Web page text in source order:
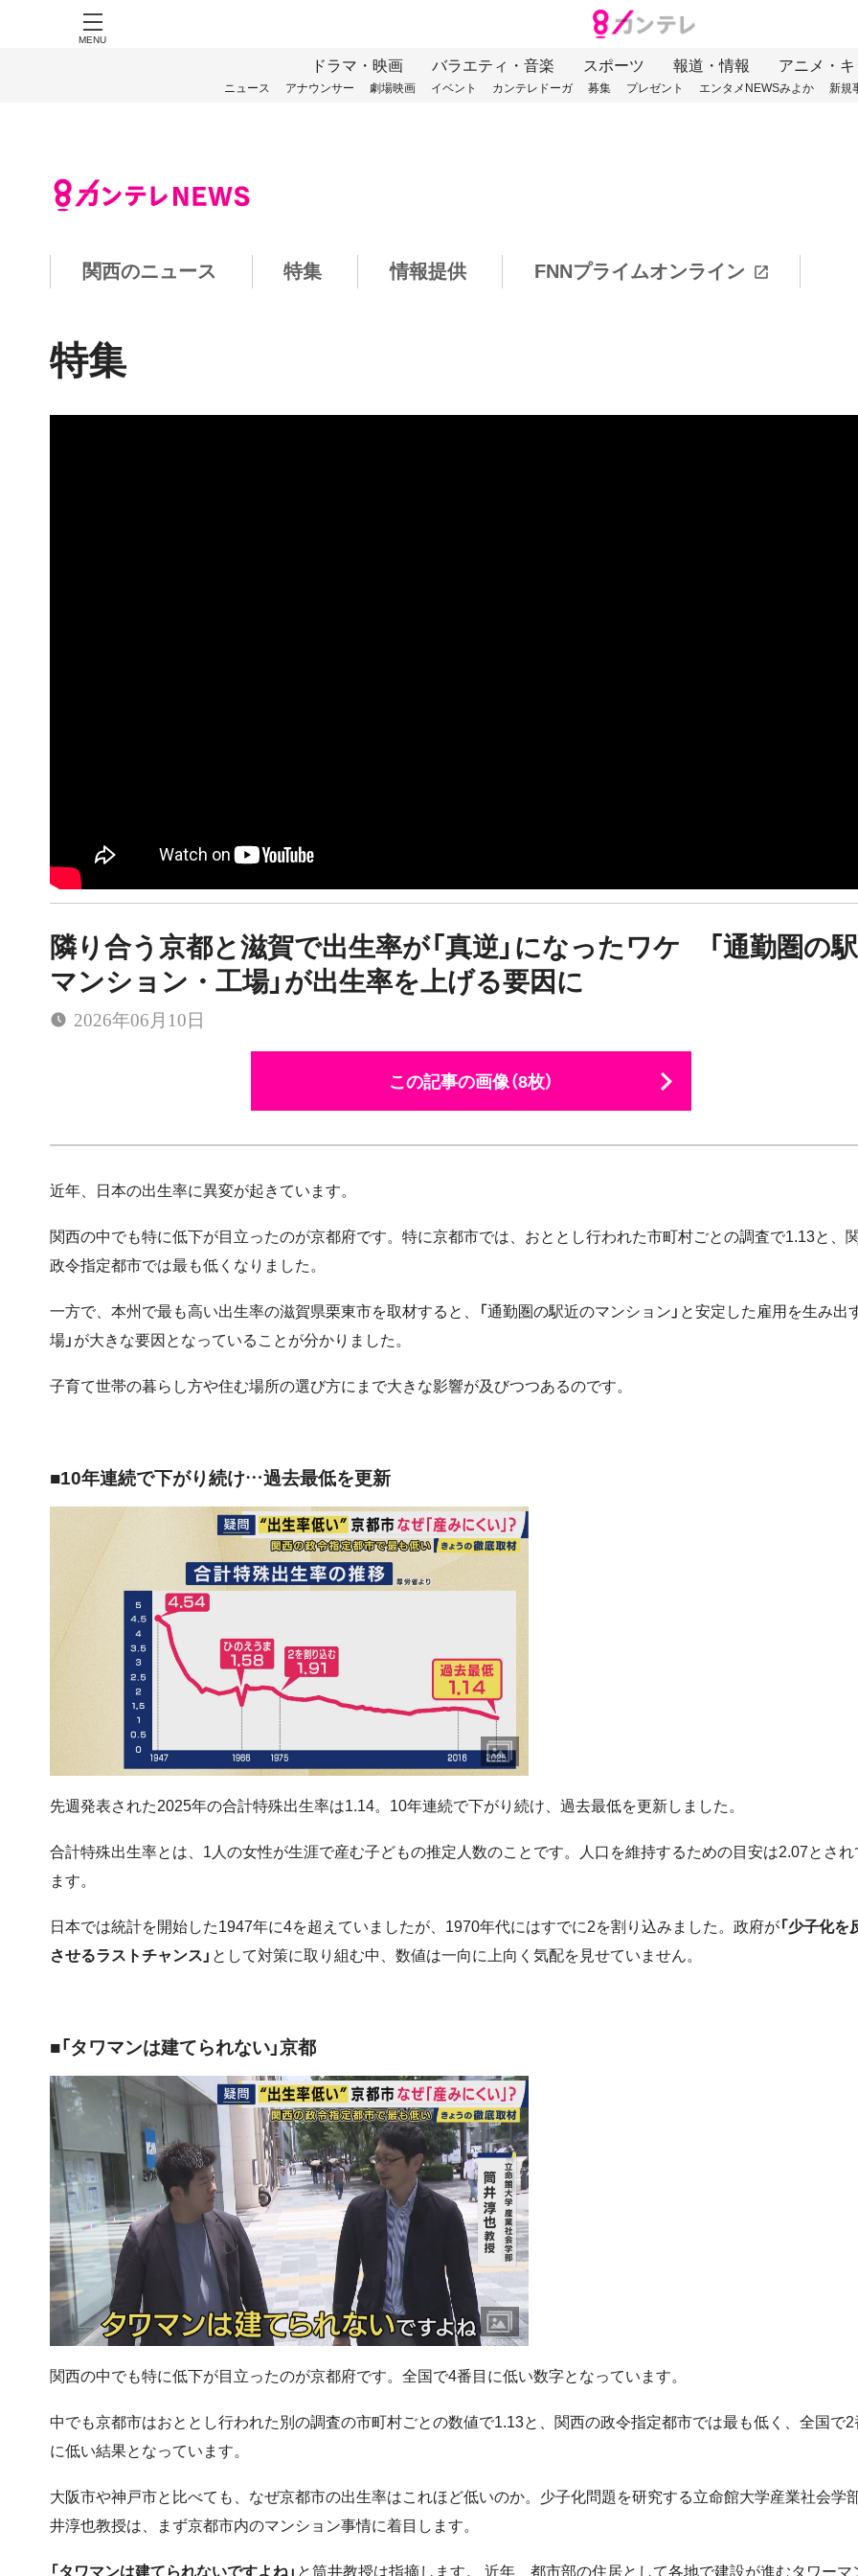
MENU
ドラマ・映画 バラエティ・音楽 スポーツ 報道・情報 アニメ・
ニュース アナウンサー 劇場映画 イベント カンテレドーガ 募集 プレゼント エンタメNEWSみよか 新規
関西のニュース 特集 情報提供 FNNプライムオンライン
特集
隣り合う京都と滋賀で出生率が「真逆」になったワケ 「通勤圏の
マンション・工場」が出生率を上げる要因に
2026年06月10日
この記事の画像（8枚）
近年、日本の出生率に異変が起きています。
関西の中でも特に低下が目立ったのが京都府です。特に京都市では、おととし行われた市町村ごとの調査で1.13と、
政令指定都市では最も低くなりました。
一方で、本州で最も高い出生率の滋賀県栗東市を取材すると、「通勤圏の駅近のマンション」と安定した雇用を生み出
場」が大きな要因となっていることが分かりました。
子育て世帯の暮らし方や住む場所の選び方にまで大きな影響が及びつつあるのです。
■10年連続で下がり続け…過去最低を更新
先週発表された2025年の合計特殊出生率は1.14。10年連続で下がり続け、過去最低を更新しました。
合計特殊出生率とは、1人の女性が生涯で産む子どもの推定人数のことです。人口を維持するための目安は2.07とされ
ます。
日本では統計を開始した1947年に4を超えていましたが、1970年代にはすでに2を割り込みました。政府が「少子化を
させるラストチャンス」 として対策に取り組む中、数値は一向に上向く気配を見せていません。
■「タワマンは建てられない」京都
関西の中でも特に低下が目立ったのが京都府です。全国で4番目に低い数字となっています。
中でも京都市はおととし行われた別の調査の市町村ごとの数値で1.13と、関西の政令指定都市では最も低く、全国で2
に低い結果となっています。
大阪市や神戸市と比べても、なぜ京都市の出生率はこれほど低いのか。少子化問題を研究する立命館大学産業社会学
井淳也教授は、まず京都市内のマンション事情に着目します。
「タワマンは建てられないですよね」 と筒井教授は指摘します。 近年、都市部の住居として各地で建設が進むタワーマ